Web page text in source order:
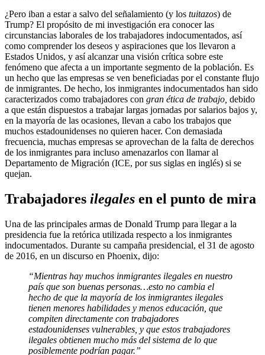
¿Pero iban a estar a salvo del señalamiento (y los tuitazos) de
Trump? El propósito de mi investigación era conocer las
circunstancias laborales de los trabajadores indocumentados, así
como comprender los deseos y aspiraciones que los llevaron a
Estados Unidos, y así alcanzar una visión crítica sobre este
fenómeno que afecta a un importante segmento de la población. Es
un hecho que las empresas se ven beneficiadas por el constante flujo
de inmigrantes. De hecho, los inmigrantes indocumentados han sido
caracterizados como trabajadores con gran ética de trabajo, debido
a que están dispuestos a trabajar largas jornadas por salarios bajos y,
en la mayoría de las ocasiones, llevan a cabo los trabajos que
muchos estadounidenses no quieren hacer. Con demasiada
frecuencia, muchas empresas se aprovechan de la falta de derechos
de los inmigrantes para incluso amenazarlos con llamar al
Departamento de Migración (ICE, por sus siglas en inglés) si se
quejan.
Trabajadores ilegales en el punto de mira
Una de las principales armas de Donald Trump para llegar a la
presidencia fue la retórica utilizada respecto a los inmigrantes
indocumentados. Durante su campaña presidencial, el 31 de agosto
de 2016, en un discurso en Phoenix, dijo:
“Mientras hay muchos inmigrantes ilegales en nuestro
país que son buenas personas…esto no cambia el
hecho de que la mayoría de los inmigrantes ilegales
tienen menores habilidades y menos educación, que
compiten directamente con trabajadores
estadounidenses vulnerables, y que estos trabajadores
ilegales obtienen mucho más del sistema de lo que
posiblemente podrían pagar.”